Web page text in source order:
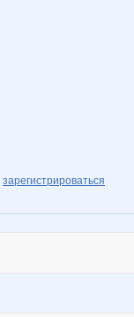
зарегистрироваться